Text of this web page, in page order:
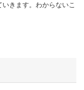
きます。わからないこ